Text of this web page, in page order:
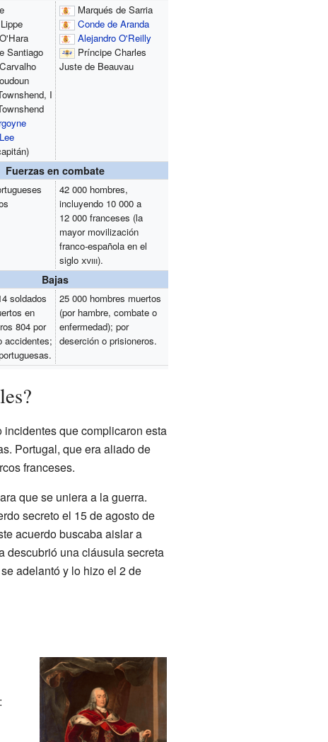
Santiago
I
Marqués de Sarria
Conde de Aranda
Alejandro O'Reilly
Príncipe Charles
Juste de Beauvau
Fuerzas en combate
42 000 hombres,
incluyendo 10 000 a
12 000 franceses (la
mayor movilización
franco-española en el
sigloxviii).
Bajas
soldados
en
804 por
accidentes;
25 000 hombres muertos
(por hambre, combate o
enfermedad); por
deserción o prisioneros.
que complicaron esta
Portugal, que era aliado de
franceses.
que se uniera a la guerra.
secreto el 15 de agosto de
acuerdo buscaba aislar a
descubrió una cláusula secreta
adelantó y lo hizo el 2 de